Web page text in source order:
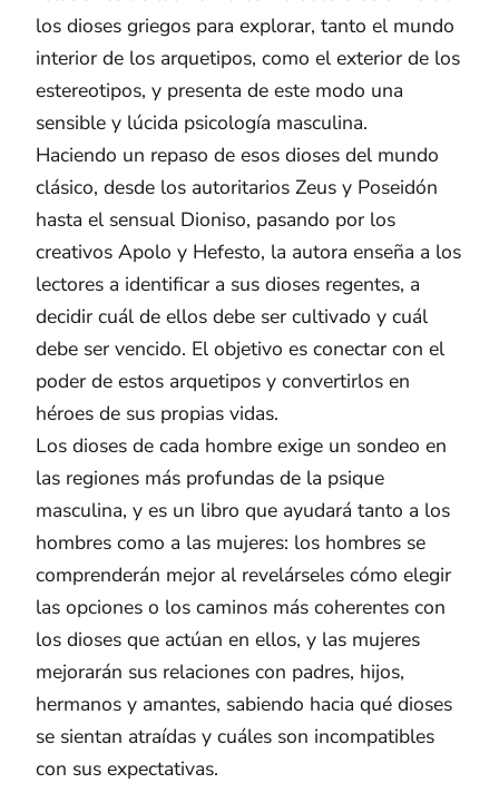
los dioses griegos para explorar, tanto el mundo
interior de los arquetipos, como el exterior de los
estereotipos, y presenta de este modo una
sensible y lúcida psicología masculina.
Haciendo un repaso de esos dioses del mundo
clásico, desde los autoritarios Zeus y Poseidón
hasta el sensual Dioniso, pasando por los
creativos Apolo y Hefesto, la autora enseña a los
lectores a identificar a sus dioses regentes, a
decidir cuál de ellos debe ser cultivado y cuál
debe ser vencido. El objetivo es conectar con el
poder de estos arquetipos y convertirlos en
héroes de sus propias vidas.
Los dioses de cada hombre exige un sondeo en
las regiones más profundas de la psique
masculina, y es un libro que ayudará tanto a los
hombres como a las mujeres: los hombres se
comprenderán mejor al revelárseles cómo elegir
las opciones o los caminos más coherentes con
los dioses que actúan en ellos, y las mujeres
mejorarán sus relaciones con padres, hijos,
hermanos y amantes, sabiendo hacia qué dioses
se sientan atraídas y cuáles son incompatibles
con sus expectativas.